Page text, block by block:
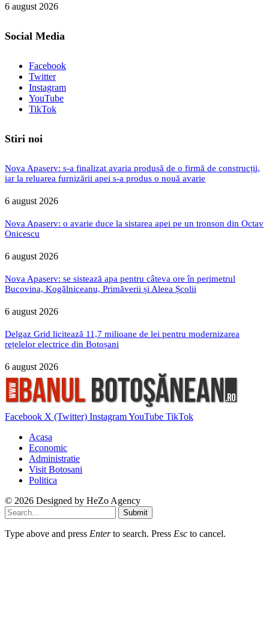
6 august 2026
Social Media
Facebook
Twitter
Instagram
YouTube
TikTok
Stiri noi
Nova Apaserv: s-a finalizat avaria produsă de o firmă de construcții,
iar la reluarea furnizării apei s-a produs o nouă avarie
6 august 2026
Nova Apaserv: o avarie duce la sistarea apei pe un tronson din Octav
Onicescu
6 august 2026
Nova Apaserv: se sistează apa pentru câteva ore în perimetrul
Bucovina, Kogălniceanu, Primăverii și Aleea Școlii
6 august 2026
Delgaz Grid licitează 11,7 milioane de lei pentru modernizarea
rețelelor electrice din Botoșani
6 august 2026
Facebook X (Twitter) InstagramYouTube TikTok
Acasa
Economic
Administratie
Visit Botosani
Politica
© 2026 Designed by HeZo Agency
Submit
Type above and press Enterto search. Press Esc to cancel.